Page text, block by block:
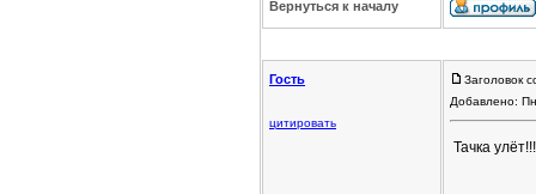
Вернуться к началу
Гость
цитировать
Заголовок
Добавлено:
Тачка